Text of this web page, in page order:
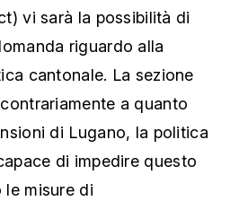
vi sarà la possibilità di
riguardo alla
cantonale. La sezione
a quanto
di Lugano, la politica
di impedire questo
le misure di